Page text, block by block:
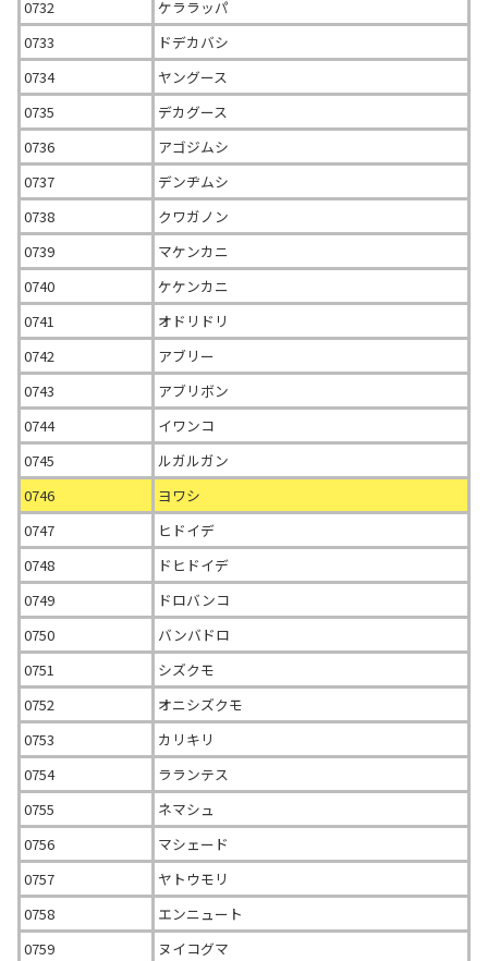
0732
ケララッパ
0733
ドデカバシ
0734
ヤングース
0735
デカグース
0736
アゴジムシ
0737
デンヂムシ
0738
クワガノン
0739
マケンカニ
0740
ケケンカニ
0741
オドリドリ
0742
アブリー
0743
アブリボン
0744
イワンコ
0745
ルガルガン
0746
ヨワシ
0747
ヒドイデ
0748
ドヒドイデ
0749
ドロバンコ
0750
バンバドロ
0751
シズクモ
0752
オニシズクモ
0753
カリキリ
0754
ラランテス
0755
ネマシュ
0756
マシェード
0757
ヤトウモリ
0758
エンニュート
0759
ヌイコグマ